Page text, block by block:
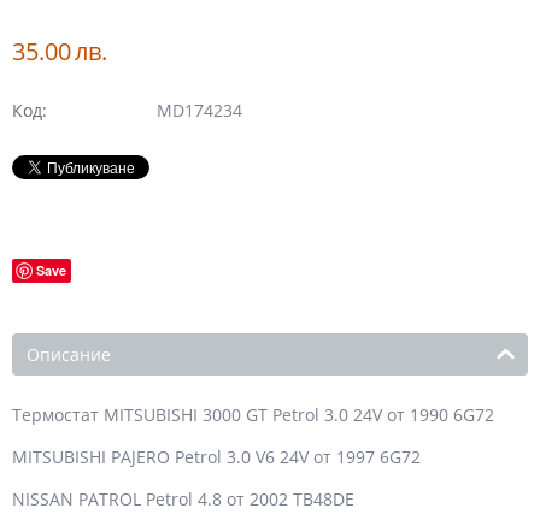
35.00лв.
Код: MD174234
Save
Описание
Термостат MITSUBISHI 3000 GT Petrol 3.0 24V от 1990 6G72
MITSUBISHI PAJERO Petrol 3.0 V6 24V от 1997 6G72
NISSAN PATROL Petrol 4.8 от 2002 TB48DE